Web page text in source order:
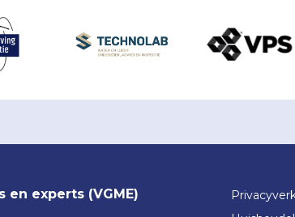
en experts (VGME)